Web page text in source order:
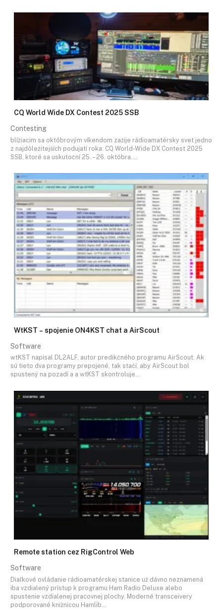
CQ World Wide DX Contest 2025 SSB
Contesting
blížiacim sa októbrovým víkendom zažije rádioamatérsky svet jedno
z najdôležitejších podujatí roka: CQ World-Wide DX Contest 2025
SSB, ktoré sa uskutoční 25. – 26. októbra.…
WtKST – spojenie ON4KST chat a AirScout
Software
wtKST napísal DL2ALF, autor predikčného programu AirScout. Ak
sú tieto dva programy prepojené, tak stačí, aby AirScout bol
spustený na pozadí a a wtKST skontroluje…
Remote station cez RigControl Web
Software
Diaľkové ovládanie rádioamatérskej stanice už dávno neznamená
iba vzdialený prístup k programu Ham Radio Deluxe alebo
spustenie vzdialenej pracovnej plochy. Moderné transceivery
podporované knižnicou Hamlib…